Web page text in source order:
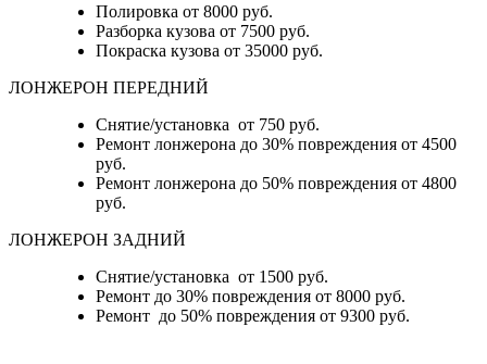
Полировка от 8000 руб.
Разборка кузова от 7500 руб.
Покраска кузова от 35000 руб.
ЛОНЖЕРОН ПЕРЕДНИЙ
Снятие/установка от 750 руб.
Ремонт лонжерона до 30% повреждения от 4500
руб.
Ремонт лонжерона до 50% повреждения от 4800
руб.
ЛОНЖЕРОН ЗАДНИЙ
Снятие/установка от 1500 руб.
Ремонт до 30% повреждения от 8000 руб.
Ремонт до 50% повреждения от 9300 руб.